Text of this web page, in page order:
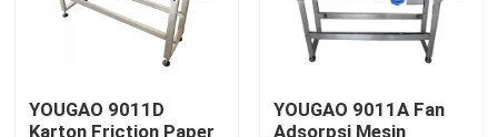
Tur Pabrik
YOUGAO 9011D
Karton Friction Paper
YOUGAO 9011A Fan
Adsorpsi Mesin